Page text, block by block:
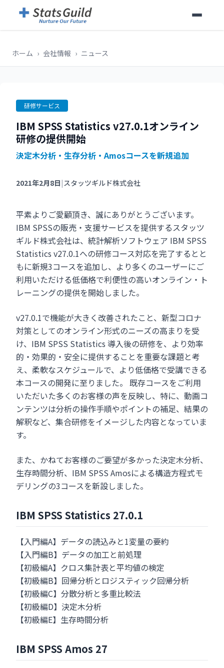
ホーム › 会社情報 › ニュース
研修サービス
IBM SPSS Statistics v27.0.1オンライン
研修の提供開始
決定木分析・生存分析・Amosコースを新規追加
2021年2月8日 |スタッツギルド株式会社
平素よりご愛顧頂き、誠にありがとうございます。
IBM SPSSの販売・支援サービスを提供するスタッツ
ギルド株式会社は、統計解析ソフトウェア IBM SPSS
Statistics v27.0.1への研修コース対応を完了するとと
もに新規3コースを追加し、より多くのユーザーにご
利用いただける低価格で利便性の高いオンライン・ト
レーニングの提供を開始しました。
v27.0.1で機能が大きく改善されたこと、新型コロナ
対策としてのオンライン形式のニーズの高まりを受
け、IBM SPSS Statistics 導入後の研修を、より効率
的・効果的・安全に提供することを重要な課題と考
え、柔軟なスケジュールで、より低価格で受講できる
本コースの開発に至りました。 既存コースをご利用
いただいた多くのお客様の声を反映し、特に、動画コ
ンテンツは分析の操作手順やポイントの補足、結果の
解釈など、集合研修をイメージした内容となっていま
す。
また、かねてお客様のご要望が多かった決定木分析、
生存時間分析、IBM SPSS Amosによる構造方程式モ
デリングの3コースを新設しました。
IBM SPSS Statistics 27.0.1
【入門編A】データの読込みと1変量の要約
【入門編B】データの加工と前処理
【初級編A】クロス集計表と平均値の検定
【初級編B】回帰分析とロジスティック回帰分析
【初級編C】分散分析と多重比較法
【初級編D】決定木分析
【初級編E】生存時間分析
IBM SPSS Amos 27